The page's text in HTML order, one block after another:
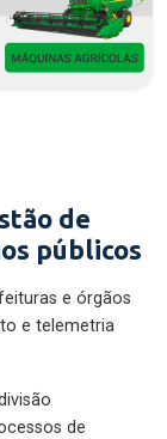
de
públicos
e órgãos
e telemetria
de